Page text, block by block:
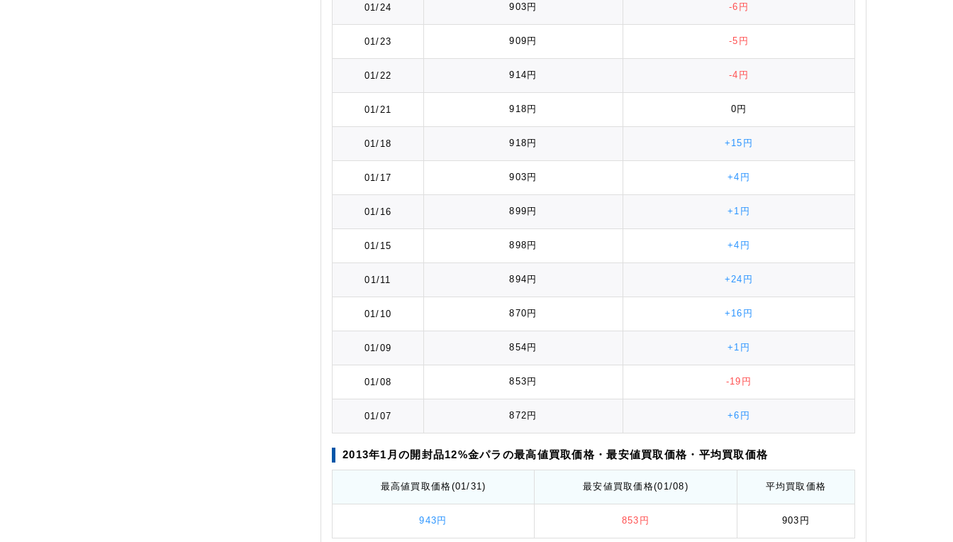
01/24 903円 -6円
01/23 909円 -5円
01/22 914円 -4円
01/21 918円 0円
01/18 918円 +15円
01/17 903円 +4円
01/16 899円 +1円
01/15 898円 +4円
01/11 894円 +24円
01/10 870円 +16円
01/09 854円 +1円
01/08 853円 -19円
01/07 872円 +6円
2013年1月の開封品12%金パラの最高値買取価格 ・最安値買取価格 ・平均買取価格
最高値買取価格(01/31) 最安値買取価格(01/08) 平均 買取価格
943円 853円 903円